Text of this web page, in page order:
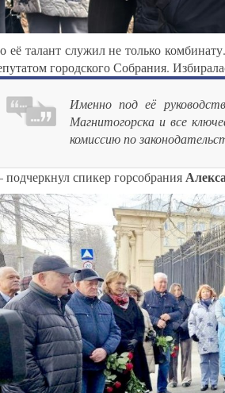
её талант служил не только
городского Собрания.
Именно под её
Магнитогорска и все
комиссию по
спикер горсобрания